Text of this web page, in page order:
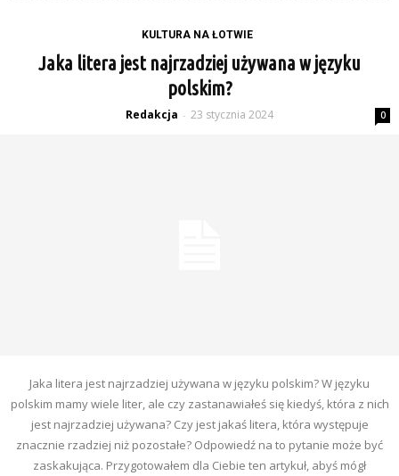
KULTURA NA ŁOTWIE
Jaka litera jest najrzadziej używana w języku
polskim?
Redakcja - 23 stycznia 2024 0
Jaka litera jest najrzadziej używana w języku polskim? W języku
polskim mamy wiele liter, ale czy zastanawiałeś się kiedyś, która z nich
jest najrzadziej używana? Czy jest jakaś litera, która występuje
znacznie rzadziej niż pozostałe? Odpowiedź na to pytanie może być
zaskakująca. Przygotowałem dla Ciebie ten artykuł, abyś mógł